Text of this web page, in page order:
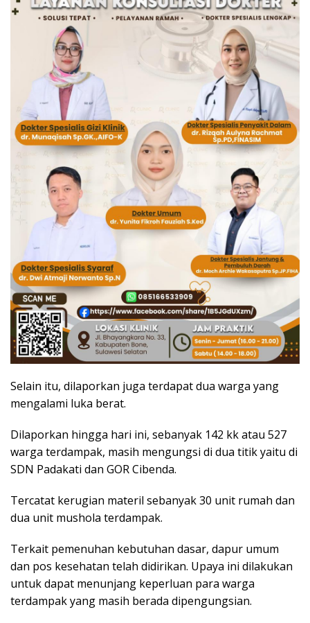
Selain itu, dilaporkan juga terdapat dua warga yang
mengalami luka berat.
Dilaporkan hingga hari ini, sebanyak 142 kk atau 527
warga terdampak, masih mengungsi di dua titik yaitu di
SDN Padakati dan GOR Cibenda.
Tercatat kerugian materil sebanyak 30 unit rumah dan
dua unit mushola terdampak.
Terkait pemenuhan kebutuhan dasar, dapur umum
dan pos kesehatan telah didirikan. Upaya ini dilakukan
untuk dapat menunjang keperluan para warga
terdampak yang masih berada dipengungsian.